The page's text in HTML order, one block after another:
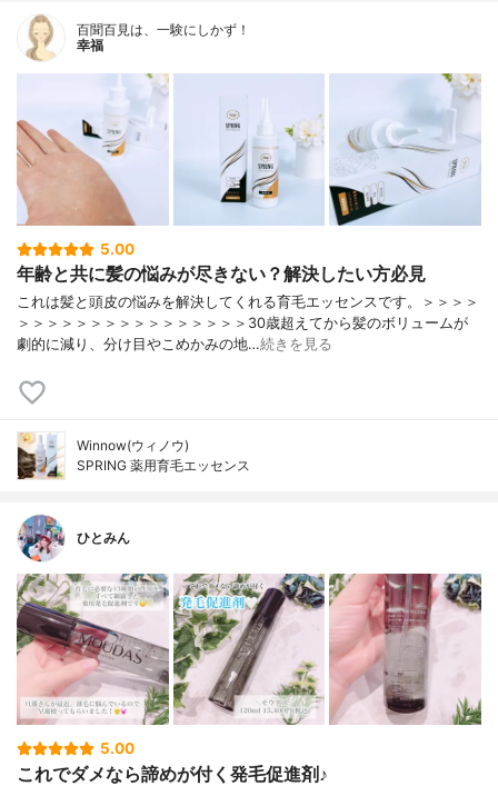
百聞百見は、一験にしかず！
幸福
5.00
年齢と共に髪の悩みが尽きない？解決したい方必見
これは髪と頭皮の悩みを解決してくれる育毛エッセンスです。＞＞＞＞
＞＞＞＞＞＞＞＞＞＞＞＞＞＞＞＞30歳超えてから髪のボリュームが
劇的に減り、分け目やこめかみの地…続きを見る
Winnow(ウィノウ)
SPRING 薬用育毛エッセンス
ひとみん
5.00
これでダメなら諦めが付く発毛促進剤♪